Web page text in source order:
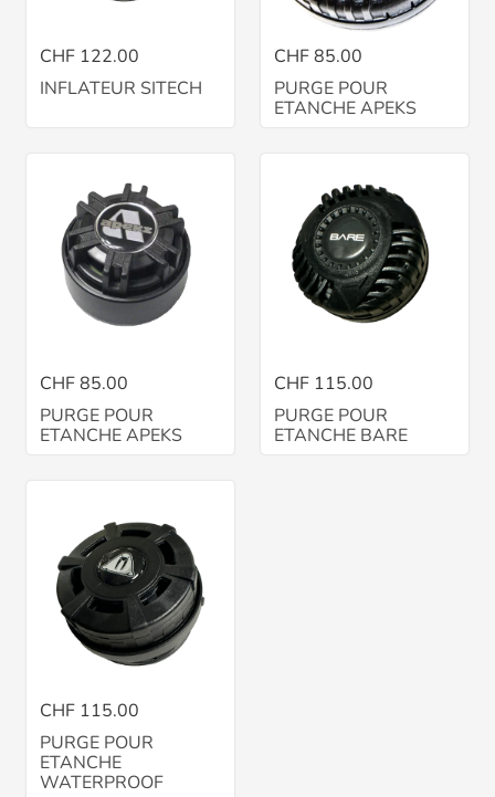
CHF 122.00
INFLATEUR SITECH
CHF 85.00
PURGE POUR
ETANCHE APEKS
CHF 85.00
PURGE POUR
ETANCHE APEKS
CHF 115.00
PURGE POUR
ETANCHE BARE
CHF 115.00
PURGE POUR
ETANCHE
WATERPROOF